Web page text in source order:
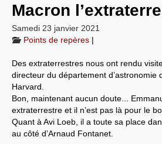
Un éléphant, ça trompe énormément !
Gouvernance mondiale &
International
Résistances
L’Empire américain
Macron
Samedi 23 janvier 2021
Points de repères |
Des extraterrestres nous ont rendu
directeur du département d’astronomie
Harvard.
Bon, maintenant aucun doute...
extraterrestre et il n’est pas là pour le
Quant à Avi Loeb, il a toute sa place
au côté d’Arnaud Fontanet.